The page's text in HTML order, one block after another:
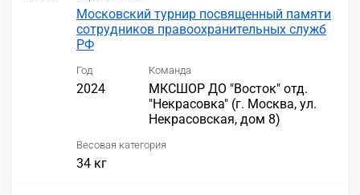
Московский турнир посвященный памяти
сотрудников правоохранительных служб
РФ
Год
2024
Команда
МКСШОР ДО "Восток" отд.
"Некрасовка" (г. Москва, ул.
Некрасовская, дом 8)
Весовая категория
34 кг